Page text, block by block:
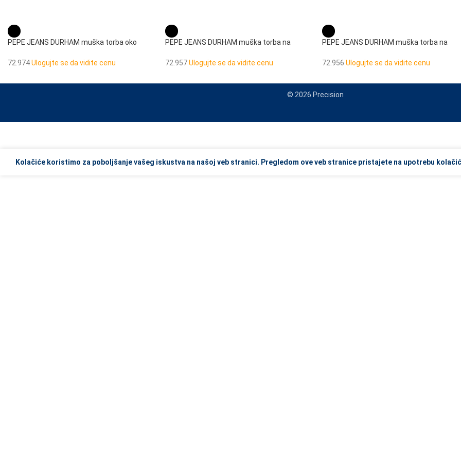
PEPE JEANS DURHAM muška torba oko
72.974Ulogujte se da vidite cenu
PEPE JEANS DURHAM muška torba na
72.957Ulogujte se da vidite cenu
PEPE JEANS DURHAM muška torba na
72.956 Ulogujte se da vidite cenu
© 2026 Precision
Kolačiće koristimo za poboljšanje vašeg iskustva na našoj veb stranici. Pregledom ove veb stranice pristajete na upotrebu